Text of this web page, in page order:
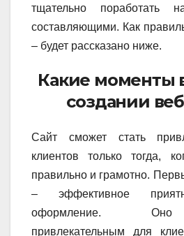
тщательно поработать
составляющими. Как
– будет рассказано ниже.
Какие моменты
создании
Сайт сможет стать
клиентов только тогда,
правильно и грамотно.
– эффективное
оформление. Оно
привлекательным для